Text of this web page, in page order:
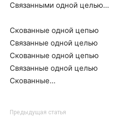
Связанными одной целью…
Скованные одной цепью
Связанные одной целью
Скованные одной цепью
Связанные одной целью
Скованные…
Предыдущая статья